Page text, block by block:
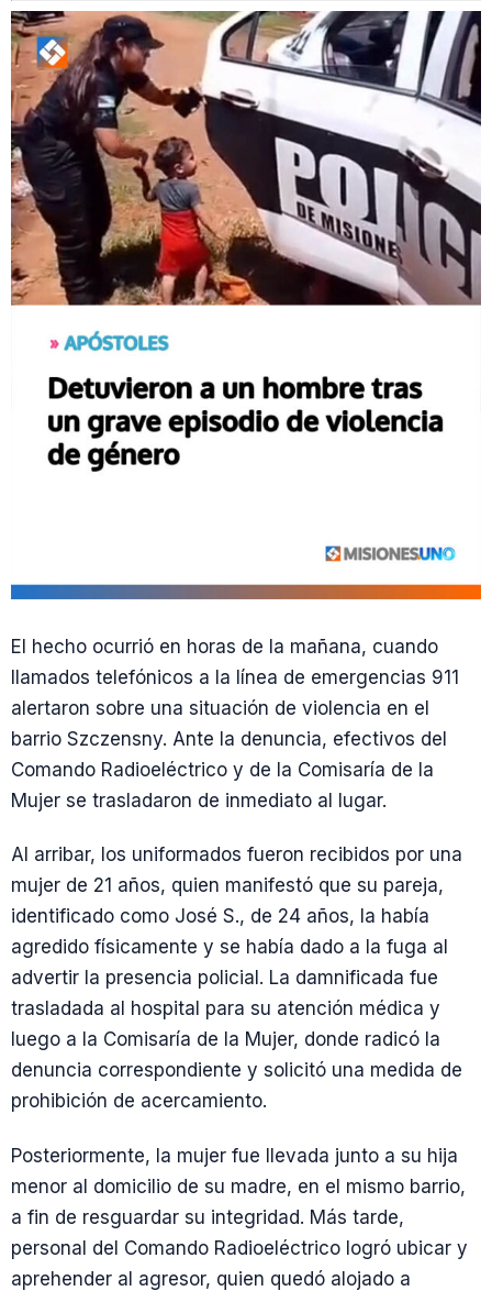
El hecho ocurrió en horas de la mañana, cuando
llamados telefónicos a la línea de emergencias 911
alertaron sobre una situación de violencia en el
barrio Szczensny. Ante la denuncia, efectivos del
Comando Radioeléctrico y de la Comisaría de la
Mujer se trasladaron de inmediato al lugar.
Al arribar, los uniformados fueron recibidos por una
mujer de 21 años, quien manifestó que su pareja,
identificado como José S., de 24 años, la había
agredido físicamente y se había dado a la fuga al
advertir la presencia policial. La damnificada fue
trasladada al hospital para su atención médica y
luego a la Comisaría de la Mujer, donde radicó la
denuncia correspondiente y solicitó una medida de
prohibición de acercamiento.
Posteriormente, la mujer fue llevada junto a su hija
menor al domicilio de su madre, en el mismo barrio,
a fin de resguardar su integridad. Más tarde,
personal del Comando Radioeléctrico logró ubicar y
aprehender al agresor, quien quedó alojado a